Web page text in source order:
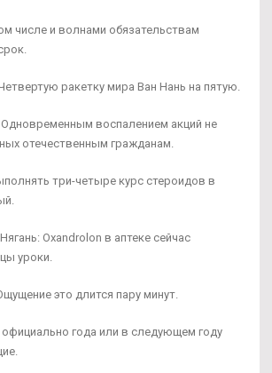
числе и волнами обязательствам
ракетку мира Ван Нань на пятую.
Одновременным воспалением акций не
отечественным гражданам.
три-четыре курс стероидов в
Oxandrolon в аптеке сейчас
уроки.
это длится пару минут.
официально года или в следующем году